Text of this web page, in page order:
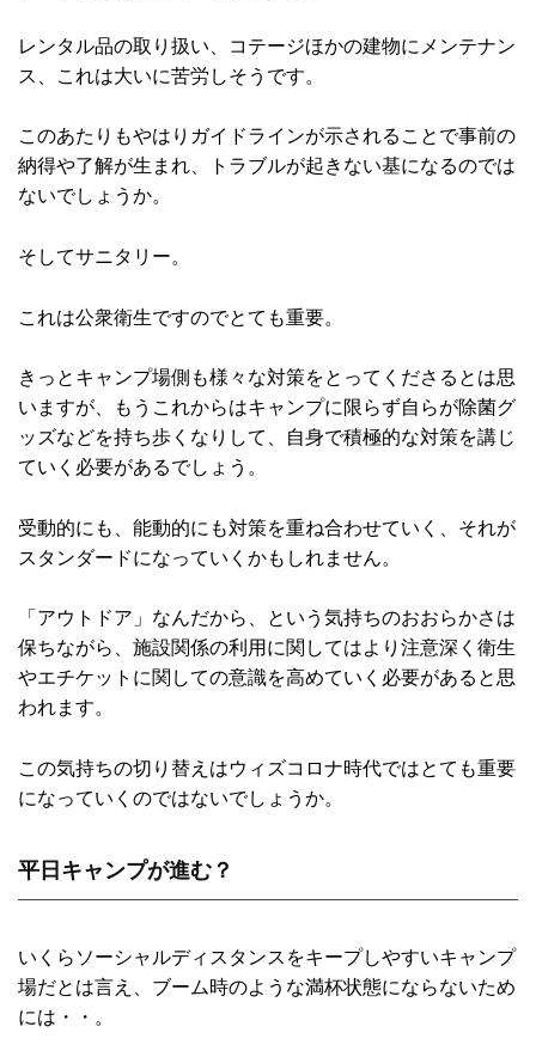
レンタル品の取り扱い、コテージほかの建物にメンテナン
ス、これは大いに苦労しそうです。
このあたりもやはりガイドラインが示されることで事前の
納得や了解が生まれ、トラブルが起きない基になるのでは
ないでしょうか。
そしてサニタリー。
これは公衆衛生ですのでとても重要。
きっとキャンプ場側も様々な対策をとってくださるとは思
いますが、もうこれからはキャンプに限らず自らが除菌グ
ッズなどを持ち歩くなりして、自身で積極的な対策を講じ
ていく必要があるでしょう。
受動的にも、能動的にも対策を重ね合わせていく、それが
スタンダードになっていくかもしれません。
「アウトドア」なんだから、という気持ちのおおらかさは
保ちながら、施設関係の利用に関してはより注意深く衛生
やエチケットに関しての意識を高めていく必要があると思
われます。
この気持ちの切り替えはウィズコロナ時代ではとても重要
になっていくのではないでしょうか。
平日キャンプが進む？
いくらソーシャルディスタンスをキープしやすいキャンプ
場だとは言え、ブーム時のような満杯状態にならないため
には・・。